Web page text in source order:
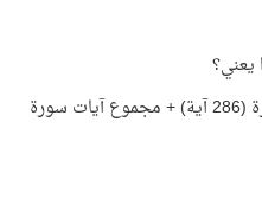
يعني؟
العدد 486 = مجموع آيات سورة البقرة (286 آية) + مجموع آيات سورة